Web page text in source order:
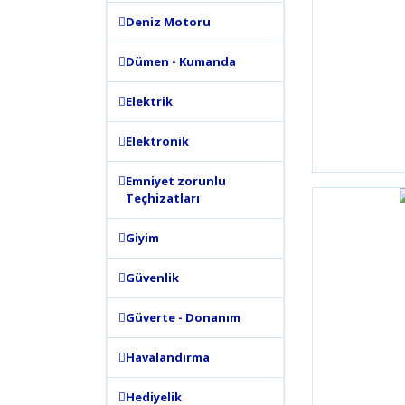
Deniz Motoru
Dümen - Kumanda
Elektrik
Elektronik
Emniyet zorunlu
Teçhizatları
Giyim
Güvenlik
Güverte - Donanım
Havalandırma
Hediyelik